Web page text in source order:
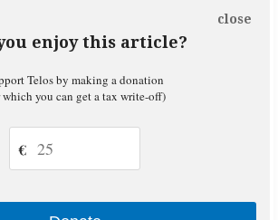
enjoy this article?
close
Telos by making a donation
which you can get a tax write-off)
€